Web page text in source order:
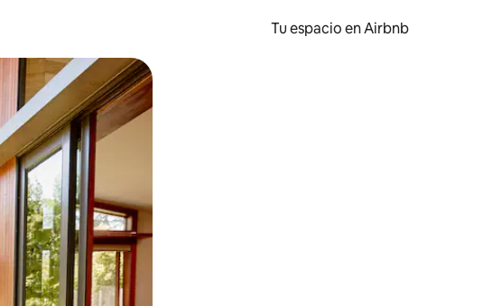
Tu espacio en Airbnb